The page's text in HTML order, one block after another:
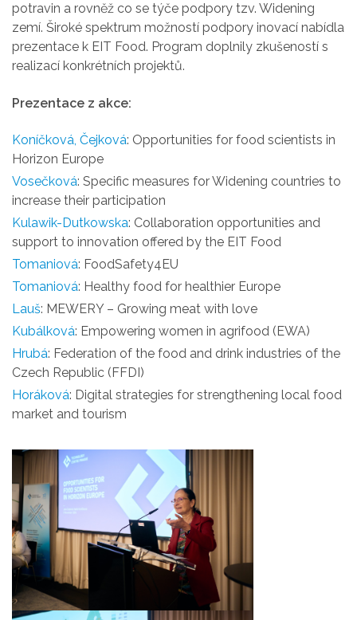
potravin a rovněž co se týče podpory tzv. Widening
zemí. Široké spektrum možností podpory inovací nabídla
prezentace k EIT Food. Program doplnily zkušeností s
realizací konkrétních projektů.
Prezentace z akce:
Koníčková, Čejková: Opportunities for food scientists in
Horizon Europe
Vosečková: Specific measures for Widening countries to
increase their participation
Kulawik-Dutkowska: Collaboration opportunities and
support to innovation offered by the EIT Food
Tomaniová: FoodSafety4EU
Tomaniová: Healthy food for healthier Europe
Lauš: MEWERY – Growing meat with love
Kubálková: Empowering women in agrifood (EWA)
Hrubá: Federation of the food and drink industries of the
Czech Republic (FFDI)
Horáková: Digital strategies for strengthening local food
market and tourism